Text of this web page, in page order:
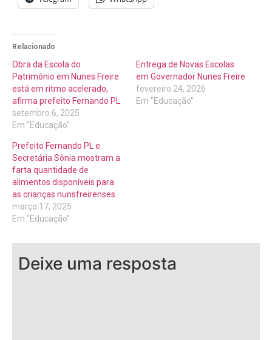
Relacionado
Obra da Escola do
Patrimônio em Nunes Freire
está em ritmo acelerado,
afirma prefeito Fernando PL
setembro 6, 2025
Em "Educação"
Entrega de Novas Escolas
em Governador Nunes Freire
fevereiro 24, 2026
Em "Educação"
Prefeito Fernando PL e
Secretária Sônia mostram a
farta quantidade de
alimentos disponíveis para
as crianças nunsfreirenses
março 17, 2025
Em "Educação"
Deixe uma resposta